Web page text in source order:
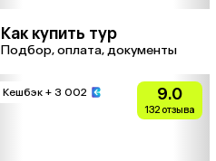
Как купить тур
Подбор, оплата, документы
Кешбэк + 3 002 9.0
132 отзыва